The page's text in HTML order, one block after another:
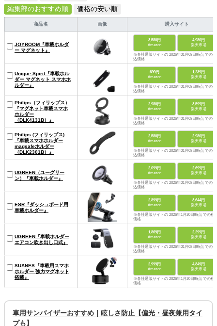
編集部のおすすめ順
価格の安い順
商品名 画像 購入サイト
JOYROOM『車載ホルダ
ー マグネット』
3,580円
Amazon
4,980円
楽天市場
※各社通販サイトの 2026年01月08日時点 での税
込価格
Unique Spirit『車載ホル
ダー マグネット スマホホ
ルダー』
699円
Amazon
1,239円
楽天市場
※各社通販サイトの 2026年01月08日時点 での税
込価格
Philips（フィリップス）
『マグネット車載スマホ
ホルダー
（DLK4131B）』
2,980円
Amazon
3,599円
楽天市場
※各社通販サイトの 2026年01月08日時点 での税
込価格
Philips (フィリップス)
『車載スマホホルダー
magsafeホルダー
（DLK2301B）』
2,580円
Amazon
2,980円
楽天市場
※各社通販サイトの 2026年01月08日時点 での税
込価格
UGREEN（ユーグリー
ン）『車載ホルダー』
2,099円
Amazon
2,699円
楽天市場
※各社通販サイトの 2026年01月08日時点 での税
込価格
ESR『ダッシュボード用
車載ホルダー』
2,899円
Amazon
3,644円
楽天市場
※各社通販サイトの 2026年1月20日時点 での税
価格
UGREEN『車載ホルダー
エアコン吹き出し口式』
1,869円
Amazon
2,299円
楽天市場
※各社通販サイトの 2026年01月08日時点 での税
込価格
SUANES『車載用スマホ
ホルダー 強力マグネット
搭載』
2,999円
Amazon
4,849円
楽天市場
※各社通販サイトの 2026年1月20日時点 での税
価格
車用サンバイザーおすすめ｜眩しさ防止【偏光・昼夜兼用タイ
プも】